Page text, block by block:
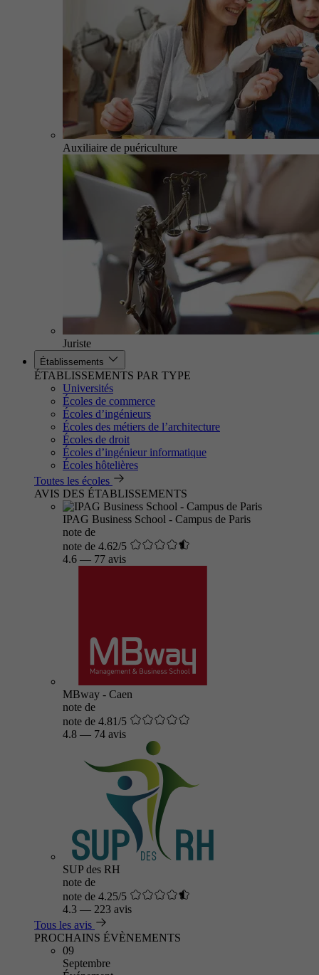
Auxiliaire de puériculture
Juriste
Établissements
ÉTABLISSEMENTS PAR TYPE
Universités
Écoles de commerce
Écoles d’ingénieurs
Écoles des métiers de l’architecture
Écoles de droit
Écoles d’ingénieur informatique
Écoles hôtelières
Toutes les écoles
AVIS DES ÉTABLISSEMENTS
IPAG Business School - Campus de Paris
note de
note de 4.62/5
4.6 — 77 avis
MBway - Caen
note de
note de 4.81/5
4.8 — 74 avis
SUP des RH
note de
note de 4.25/5
4.3 — 223 avis
Tous les avis
PROCHAINS ÉVÈNEMENTS
09
Septembre